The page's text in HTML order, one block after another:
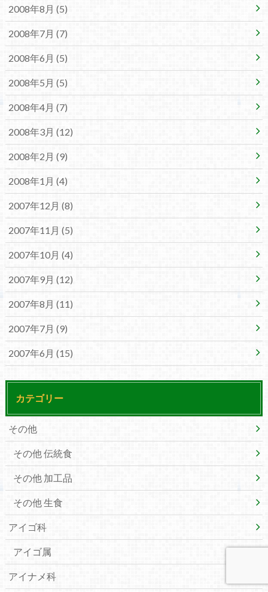
2008年8月 (5)
2008年7月 (7)
2008年6月 (5)
2008年5月 (5)
2008年4月 (7)
2008年3月 (12)
2008年2月 (9)
2008年1月 (4)
2007年12月 (8)
2007年11月 (5)
2007年10月 (4)
2007年9月 (12)
2007年8月 (11)
2007年7月 (9)
2007年6月 (15)
カテゴリー
その他
その他 伝統食
その他 加工品
その他 生食
アイゴ科
アイゴ属
アイナメ科